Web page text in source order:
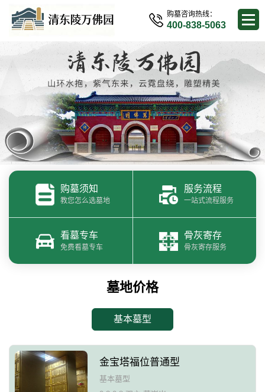
购墓咨询热线：
400-838-5063
购墓须知
教您怎么选墓地
服务流程
一站式流程服务
看墓专车
免费看墓专车
骨灰寄存
骨灰寄存服务
墓地价格
基本墓型
金宝塔福位普通型
基本墓型